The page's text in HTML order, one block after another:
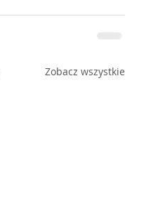
Zobacz wszystkie